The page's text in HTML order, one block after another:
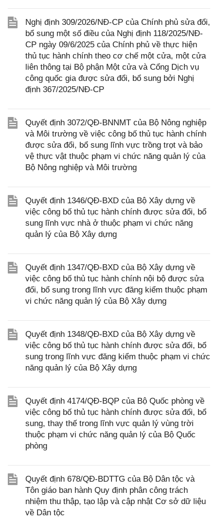
Nghị định 309/2026/NĐ-CP của Chính phủ sửa đổi,
bổ sung một số điều của Nghị định 118/2025/NĐ-
CP ngày 09/6/2025 của Chính phủ về thực hiện
thủ tục hành chính theo cơ chế một cửa, một cửa
liên thông tại Bộ phận Một cửa và Cổng Dịch vụ
công quốc gia được sửa đổi, bổ sung bởi Nghị
định 367/2025/NĐ-CP
Quyết định 3072/QĐ-BNNMT của Bộ Nông nghiệp
và Môi trường về việc công bố thủ tục hành chính
được sửa đổi, bổ sung lĩnh vực trồng trọt và bảo
vệ thực vật thuộc phạm vi chức năng quản lý của
Bộ Nông nghiệp và Môi trường
Quyết định 1346/QĐ-BXD của Bộ Xây dựng về
việc công bố thủ tục hành chính được sửa đổi, bổ
sung lĩnh vực nhà ở thuộc phạm vi chức năng
quản lý của Bộ Xây dựng
Quyết định 1347/QĐ-BXD của Bộ Xây dựng về
việc công bố thủ tục hành chính nội bộ được sửa
đổi, bổ sung trong lĩnh vực đăng kiểm thuộc phạm
vi chức năng quản lý của Bộ Xây dựng
Quyết định 1348/QĐ-BXD của Bộ Xây dựng về
việc công bố thủ tục hành chính được sửa đổi, bổ
sung trong lĩnh vực đăng kiểm thuộc phạm vi chức
năng quản lý của Bộ Xây dựng
Quyết định 4174/QĐ-BQP của Bộ Quốc phòng về
việc công bố thủ tục hành chính được sửa đổi, bổ
sung, thay thế trong lĩnh vực quản lý vùng trời
thuộc phạm vi chức năng quản lý của Bộ Quốc
phòng
Quyết định 678/QĐ-BDTTG của Bộ Dân tộc và
Tôn giáo ban hành Quy định phân công trách
nhiệm thu thập, tạo lập và cập nhật Cơ sở dữ liệu
về Dân tộc